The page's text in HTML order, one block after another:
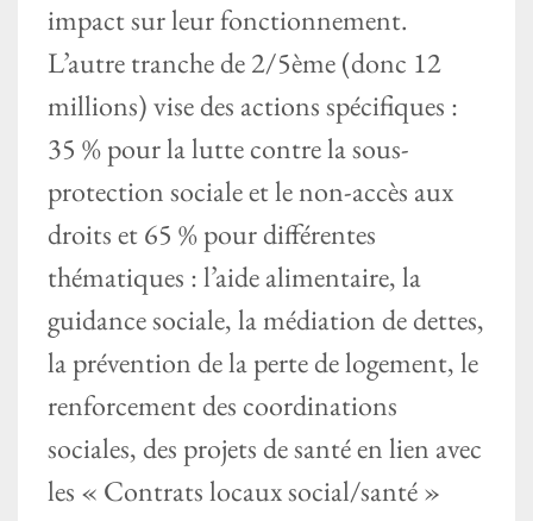
impact sur leur fonctionnement.
L’autre tranche de 2/5ème (donc 12
millions) vise des actions spécifiques :
35 % pour la lutte contre la sous-
protection sociale et le non-accès aux
droits et 65 % pour différentes
thématiques : l’aide alimentaire, la
guidance sociale, la médiation de dettes,
la prévention de la perte de logement, le
renforcement des coordinations
sociales, des projets de santé en lien avec
les « Contrats locaux social/santé »